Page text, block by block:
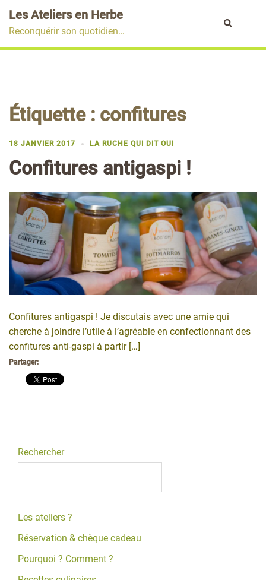
au
contenu
Les Ateliers en Herbe
Reconquérir son quotidien…
Rechercher
Étiquette : confitures
18 JANVIER 2017 LA RUCHE QUI DIT OUI
Confitures antigaspi !
Confitures antigaspi ! Je discutais avec une amie qui
cherche à joindre l’utile à l’agréable en confectionnant des
confitures anti-gaspi à partir […]
Partager:
Rechercher
Les ateliers ?
Réservation & chèque cadeau
Pourquoi ? Comment ?